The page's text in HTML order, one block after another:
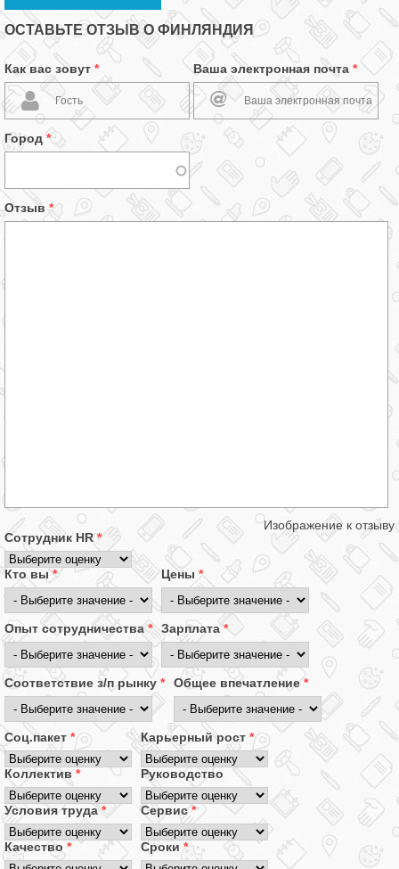
ОСТАВЬТЕ ОТЗЫВ О ФИНЛЯНДИЯ
Как вас зовут * Ваша электронная почта *
Город *
Отзыв *
Изображение к отзыву
Сотрудник HR*
Кто вы* Цены *
Опыт сотрудничества* Зарплата*
Соответствие з/п рынку * Общее впечатление*
Соц.пакет * Карьерный рост *
Коллектив * Руководство
Условия труда * Сервис*
Качество * Сроки *